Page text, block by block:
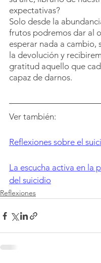
expectativas?
Solo desde la
frutos podremos dar al
esperar nada a cambio,
la devolución y
gratitud aquello que
capaz de darnos.
Ver también:
Reflexiones sobre el
La escucha activa en la
del suicidio
Reflexiones